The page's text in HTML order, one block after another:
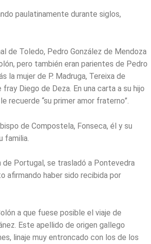
paulatinamente durante siglos,
de Toledo, Pedro González de Mendoza
pero también eran parientes de Pedro
la mujer de P. Madruga, Tereixa de
Diego de Deza. En una carta a su hijo
recuerde “su primer amor fraterno”.
de Compostela, Fonseca, él y su
familia.
Portugal, se trasladó a Pontevedra
afirmando haber sido recibida por
a que fuese posible el viaje de
Este apellido de origen gallego
linaje muy entroncado con los de los